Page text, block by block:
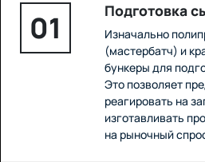
01 Подготовка
Изначально
(мастербатч) и
бункеры для
Это позволяет
реагировать на
изготавливать
на рыночный